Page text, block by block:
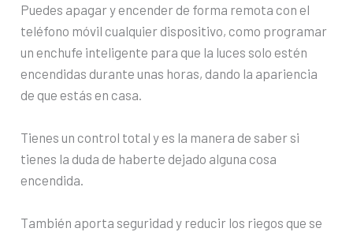
Puedes apagar y encender de forma remota con el
teléfono móvil cualquier dispositivo, como programar
un enchufe inteligente para que la luces solo estén
encendidas durante unas horas, dando la apariencia
de que estás en casa.
Tienes un control total y es la manera de saber si
tienes la duda de haberte dejado alguna cosa
encendida.
También aporta seguridad y reducir los riegos que se